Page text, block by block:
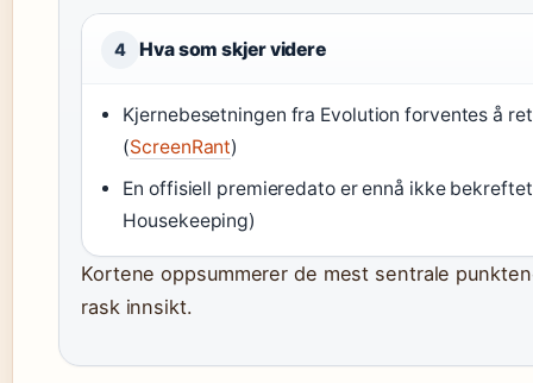
4 Hva som skjer videre
Kjernebesetningen fra Evolution forventes å
(ScreenRant)
En offisiell premieredato er ennå ikke
Housekeeping)
Kortene oppsummerer de mest sentrale
rask innsikt.